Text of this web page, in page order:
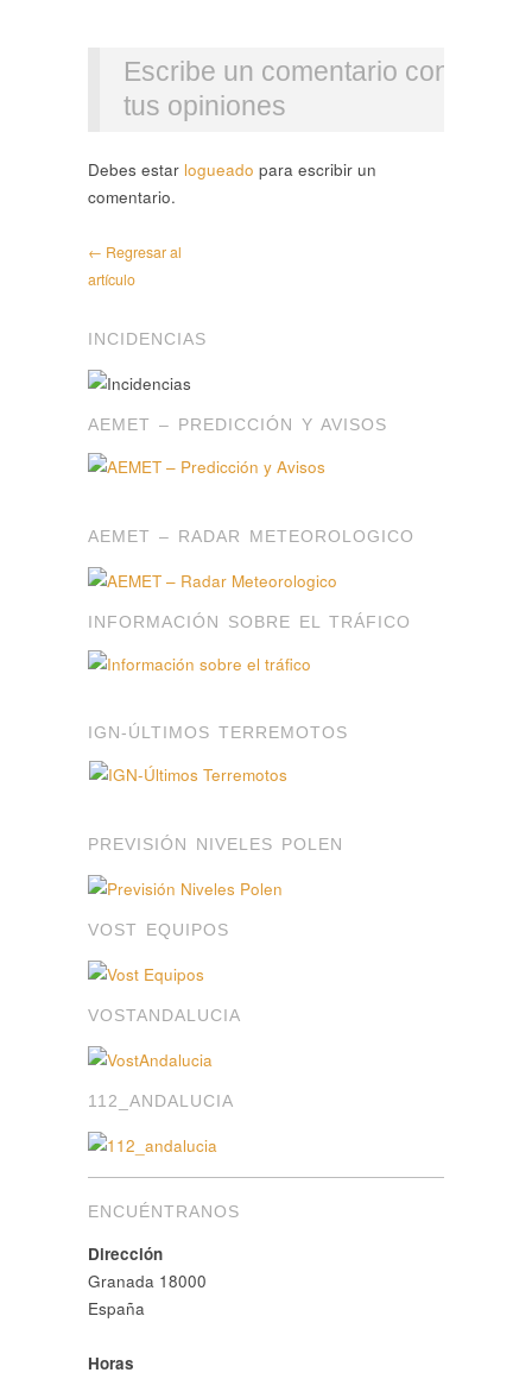
Escribe un comentario con
tus opiniones
Debes estar logueado para escribir un
comentario.
← Regresar al
artículo
INCIDENCIAS
AEMET – PREDICCIÓN Y AVISOS
AEMET – RADAR METEOROLOGICO
INFORMACIÓN SOBRE EL TRÁFICO
IGN-ÚLTIMOS TERREMOTOS
PREVISIÓN NIVELES POLEN
VOST EQUIPOS
VOSTANDALUCIA
112_ANDALUCIA
ENCUÉNTRANOS
Dirección
Granada 18000
España
Horas